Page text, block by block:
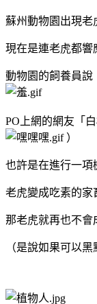
蘇州動物園出現老
現在是連老虎都響
動物園的飼養員說
PO上網的網友「
）
也許是在進行一項
老虎變成吃素的家
那老虎就再也不會
（是說如果可以